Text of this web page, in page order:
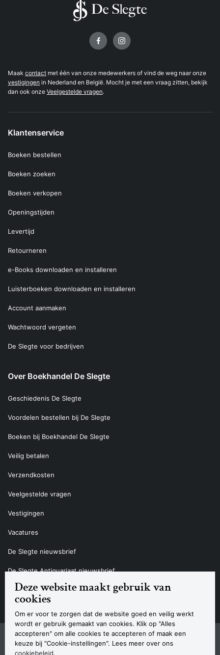
Deze website maakt gebruik van
cookies
Om er voor te zorgen dat de website goed en veilig werkt
wordt er gebruik gemaakt van cookies. Klik op "Alles
accepteren" om alle cookies te accepteren of maak een
keuze bij "Cookie-instellingen". Lees meer over ons
cookiebeleid.
Maak contact met één van onze medewerkers of vind de weg naar onze
vestigingen in Nederland en België. Mocht je met een vraag zitten, bekijk
dan ook onze Veelgestelde vragen.
Klantenservice
Boeken bestellen
Boeken zoeken
Boeken verkopen
Openingstijden
Levertijd
Retourneren
e-Books downloaden en installeren
Luisterboeken downloaden en installeren
Account aanmaken
Wachtwoord vergeten
De Slegte voor bedrijven
Over Boekhandel De Slegte
Geschiedenis De Slegte
Voordelen bestellen bij De Slegte
Boeken bij Boekhandel De Slegte
Veilig betalen
Verzendkosten
Veelgestelde vragen
Vestigingen
Vacatures
De Slegte nieuwsbrief
De Slegte Antiquariaat nieuwsbrief
Contact
Navigatie
SitemapPrivacyverklaring CookieverklaringAlgemene voorwaardenDisclaimer
Contact